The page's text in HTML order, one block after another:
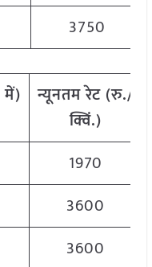
3750
में) न्यूनतमरेट(रु./
क्विं.)
1970
3600
3600